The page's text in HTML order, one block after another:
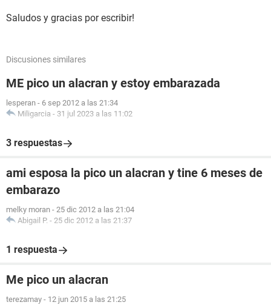
Saludos y gracias por escribir!
Discusiones similares
ME pico un alacran y estoy embarazada
lesperan - 6 sep 2012 a las 21:34
Miligarcia - 31 jul 2023 a las 11:02
3 respuestas
ami esposa la pico un alacran y tine 6 meses de
embarazo
melky moran - 25 dic 2012 a las 21:04
Abigail P. - 25 dic 2012 a las 21:37
1 respuesta
Me pico un alacran
terezamay - 12 jun 2015 a las 21:25